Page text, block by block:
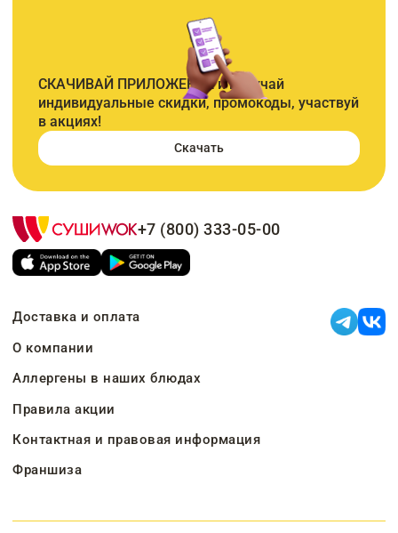
СКАЧИВАЙ ПРИЛОЖЕНИЕ и получай
индивидуальные скидки, промокоды, участвуй
в акциях!
Скачать
+7 (800) 333-05-00
Доставка и оплата
О компании
Аллергены в наших блюдах
Правила акции
Контактная и правовая информация
Франшиза